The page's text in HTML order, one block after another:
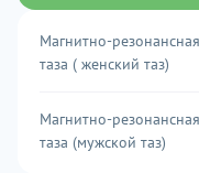
Магнитно-
таза ( женский таз)
Магнитно-
таза (мужской таз)